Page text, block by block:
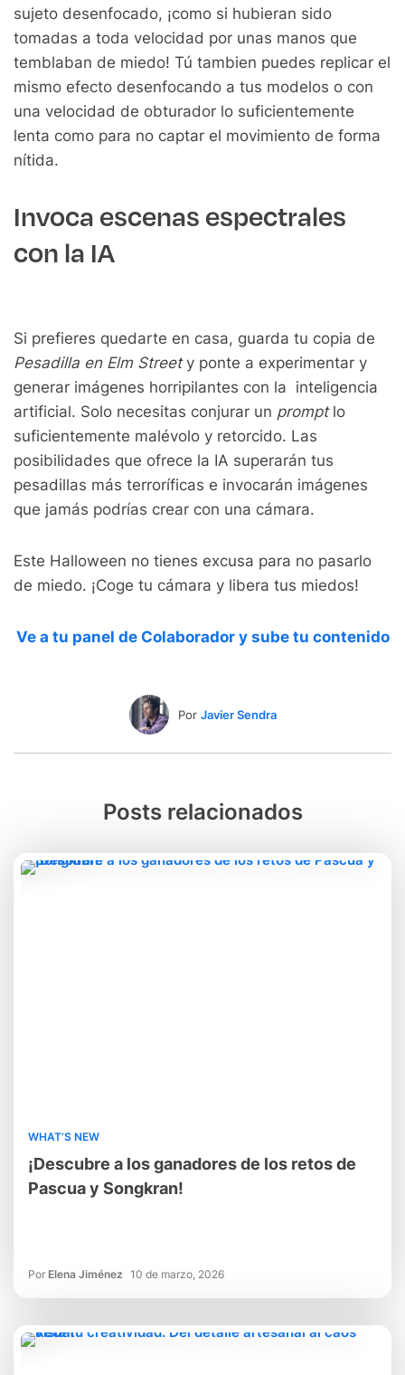
sujeto desenfocado, ¡como si hubieran sido
tomadas a toda velocidad por unas manos que
temblaban de miedo! Tú tambien puedes replicar el
mismo efecto desenfocando a tus modelos o con
una velocidad de obturador lo suficientemente
lenta como para no captar el movimiento de forma
nítida.
Invoca escenas espectrales
con la IA
Si prefieres quedarte en casa, guarda tu copia de
Pesadilla en Elm Streety ponte a experimentar y
generar imágenes horripilantes con la inteligencia
artificial. Solo necesitas conjurar un prompt lo
suficientemente malévolo y retorcido. Las
posibilidades que ofrece la IA superarán tus
pesadillas más terroríficas e invocarán imágenes
que jamás podrías crear con una cámara.
Este Halloween no tienes excusa para no pasarlo
de miedo. ¡Coge tu cámara y libera tus miedos!
Ve a tu panel de Colaborador y sube tu contenido
Por Javier Sendra
Posts relacionados
WHAT’S NEW
¡Descubre a los ganadores de los retos de
Pascua y Songkran!
Por Elena Jiménez 10 de marzo, 2026